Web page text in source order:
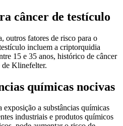
câncer de testículo
outros fatores de risco para o
incluem a criptorquidia
15 e 35 anos, histórico de câncer
de Klinefelter.
químicas nocivas
exposição a substâncias químicas
industriais e produtos químicos